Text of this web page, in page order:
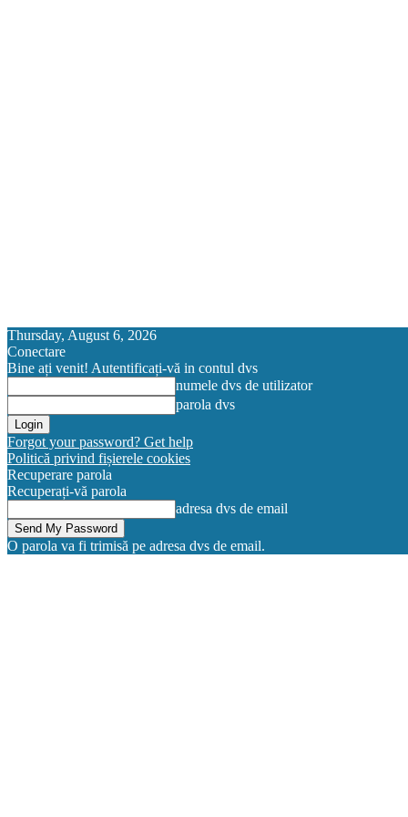
Thursday, August 6, 2026
Conectare
Bine ați venit! Autentificați-vă in contul dvs
numele dvs de utilizator
parola dvs
Forgot your password? Get help
Politică privind fișierele cookies
Recuperare parola
Recuperați-vă parola
adresa dvs de email
O parola va fi trimisă pe adresa dvs de email.